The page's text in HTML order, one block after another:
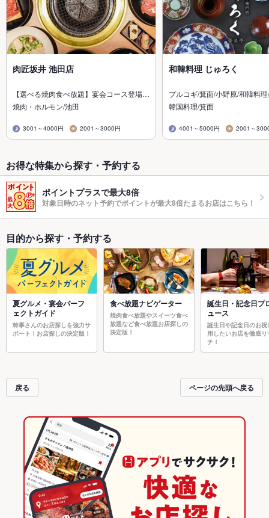
肉匠坂井 池田店
【選べる焼肉食べ放題】宴会コース登場…
焼肉・ホルモン/池田
3001～4000円 2001～3000円
和韓料理 じゅろく
プルコギ/箕面/小野原/和韓料
韓国料理/箕面
4001～5000円 2001～
お得な特集から探す・予約する
ポイントプラスで最大8倍
対象日時のネット予約でポイントが最大8倍たまるお店はこちら！
目的から探す・予約する
夏グルメ・宴会パーフ
ェクトガイド
幹事さんのお店探しを強力サ
ポート！お店探しの決定版！
食べ放題ナビゲーター
焼肉食べ放題やスイーツ食べ
放題など食べ放題お店探しの
決定版！
誕生日・記念日プ
ュース
誕生日や記念日のお祝
用したいお店を徹底リ
チ！
戻る ページの先頭へ戻る